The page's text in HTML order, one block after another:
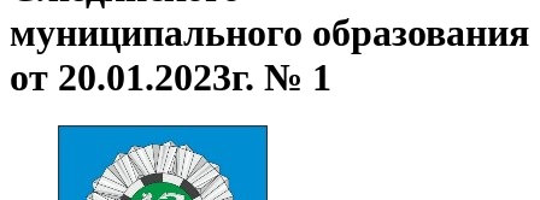
муниципального образования
от 20.01.2023г. № 1